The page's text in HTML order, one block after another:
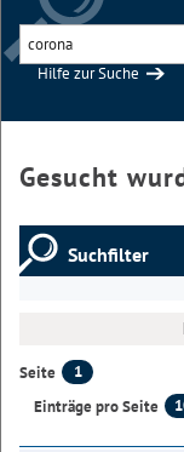
Hilfe zur Suche
Gesucht
Suchfilter
Seite
1
Einträge pro Seite